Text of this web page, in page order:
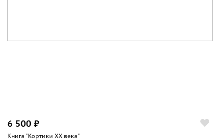
6 500 ₽
Книга "Кортики ХХ века"